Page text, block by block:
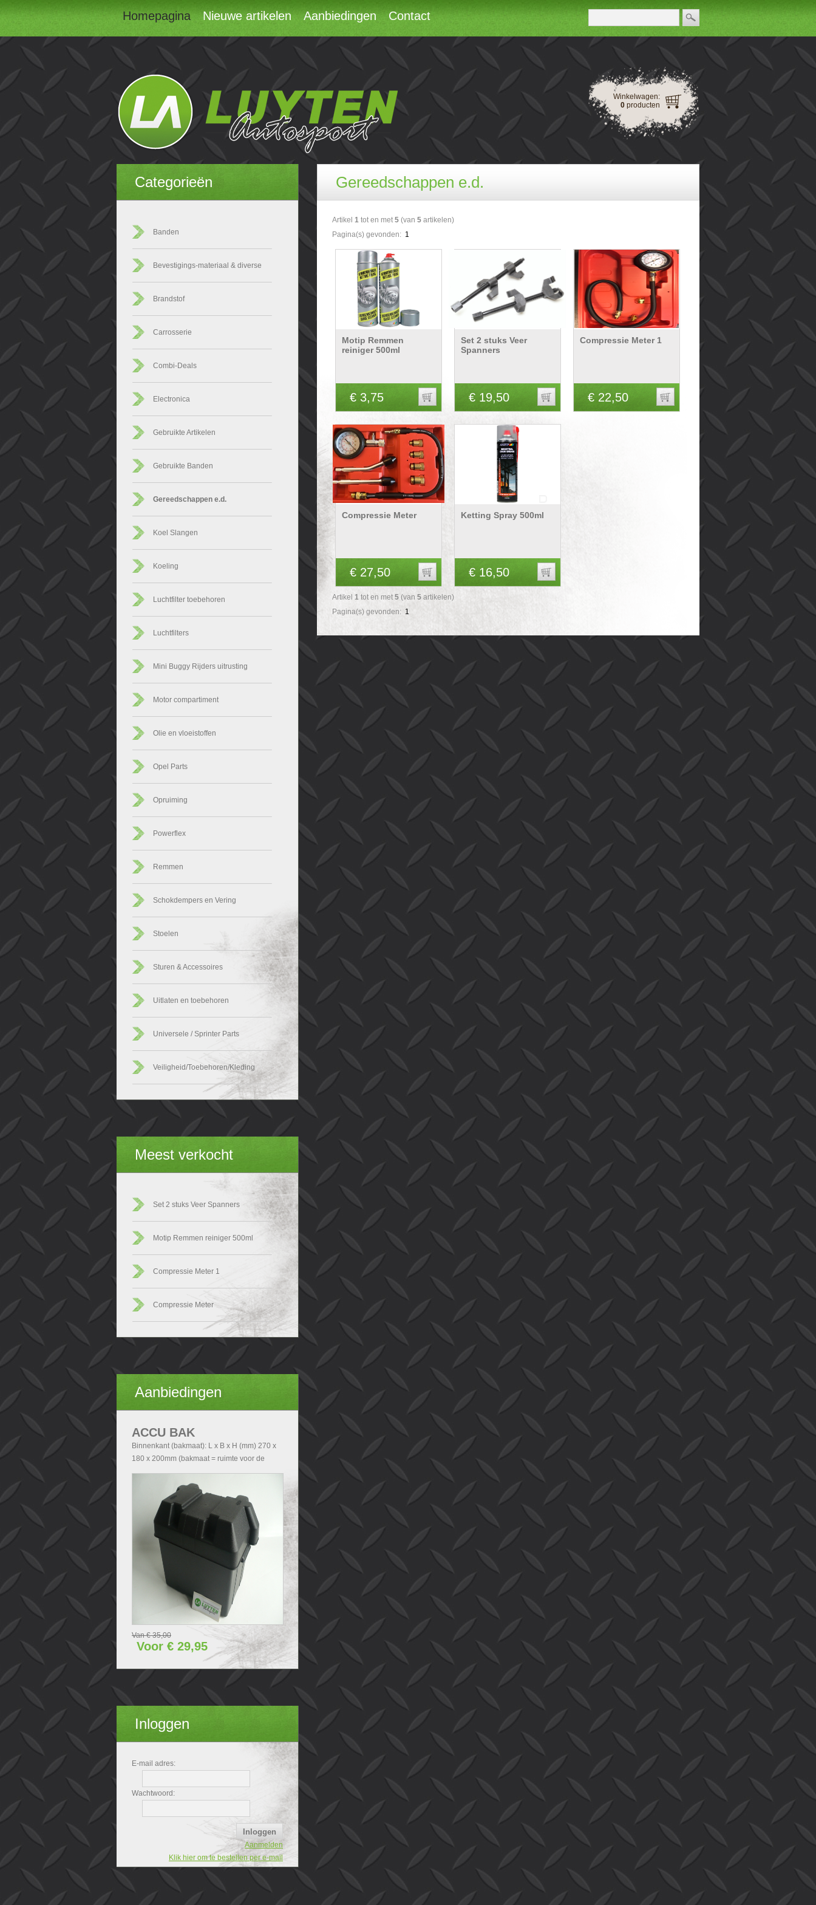
Homepagina Nieuwe artikelen Aanbiedingen Contact
Winkelwagen:
0 producten
Categorieën
Banden
Bevestigings-materiaal & diverse
Brandstof
Carrosserie
Combi-Deals
Electronica
Gebruikte Artikelen
Gebruikte Banden
Gereedschappen e.d.
Koel Slangen
Koeling
Luchtfilter toebehoren
Luchtfilters
Mini Buggy Rijders uitrusting
Motor compartiment
Olie en vloeistoffen
Opel Parts
Opruiming
Powerflex
Remmen
Schokdempers en Vering
Stoelen
Sturen & Accessoires
Uitlaten en toebehoren
Universele / Sprinter Parts
Veiligheid/Toebehoren/Kleding
Meest verkocht
Set 2 stuks Veer Spanners
Motip Remmen reiniger 500ml
Compressie Meter 1
Compressie Meter
Aanbiedingen
ACCU BAK
Binnenkant (bakmaat): L x B x H (mm) 270 x
180 x 200mm (bakmaat = ruimte voor de
accu). Buitenkant (Totale afmetingen accubak
exclusief deksel): - Zonder handvatten L x B x
H (mm) 290x200x210 - Met handvatten L x B
x H (mm) 340x200x210. Buitenkant (Totale
afmetingen accubak inclusief deksel): L x B x
H (mm) 340x240x280.
Van € 35,00
Voor € 29,95
Inloggen
E-mail adres:
Wachtwoord:
Aanmelden
Klik hier om te bestellen per e-mail
Gereedschappen e.d.
Artikel 1 tot en met 5 (van 5 artikelen)
Pagina(s) gevonden: 1
Motip Remmen
reiniger 500ml
€ 3,75
Set 2 stuks Veer
Spanners
€ 19,50
Compressie Meter 1
€ 22,50
Compressie Meter
€ 27,50
Ketting Spray 500ml
€ 16,50
Artikel 1 tot en met5 (van 5 artikelen)
Pagina(s) gevonden: 1